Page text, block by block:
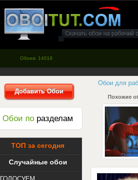
oboitut.com - Обои для
столаОбоев: 14018
Обои для
Похожие
Добавить Обои
Обои по разделам
ТОП за сегодня
Случайные обои